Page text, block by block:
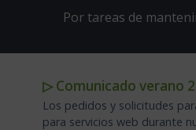
Por tareas de
▷ Comunicado verano
Los pedidos y solicitudes
para servicios web durante